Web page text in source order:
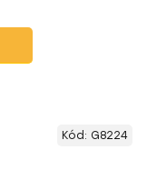
Kód: G8224